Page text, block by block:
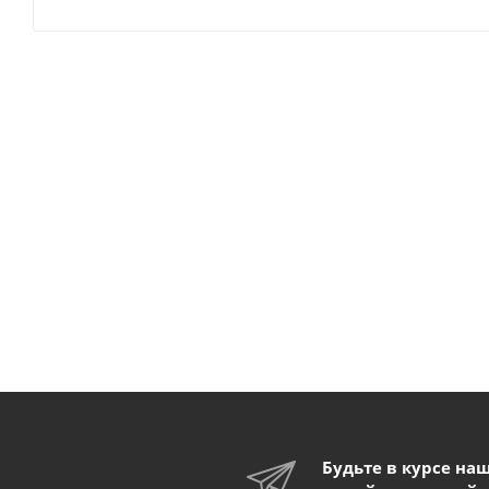
Будьте в курсе